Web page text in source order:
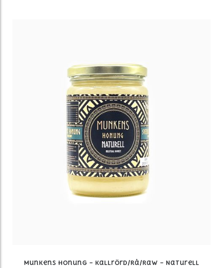
Munkens Honung – Kallrörd/Rå/Raw – Naturell